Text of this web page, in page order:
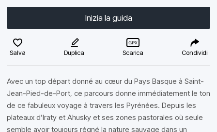
Inizia la guida
Salva Duplica Scarica Condividi
Avec un top départ donné au cœur du Pays Basque à Saint-
Jean-Pied-de-Port, ce parcours donne immédiatement le ton
de ce fabuleux voyage à travers les Pyrénées. Depuis les
plateaux d’Iraty et Ahusky et ses zones pastorales où seule
semble avoir toujours régné la nature sauvage dans un